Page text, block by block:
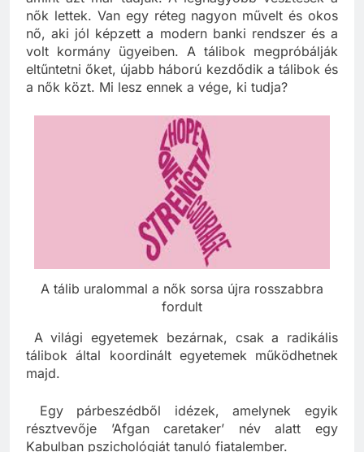
amint azt már tudjuk. A legnagyobb vesztesek a
nők lettek. Van egy réteg nagyon művelt és okos
nő, aki jól képzett a modern banki rendszer és a
volt kormány ügyeiben. A tálibok megpróbálják
eltűntetni őket, újabb háború kezdődik a tálibok és
A tálib uralommal a nők sorsa újra rosszabbra
A világi egyetemek bezárnak, csak a radikális
tálibok által koordinált egyetemek működhetnek
Egy párbeszédből idézek, amelynek egyik
résztvevője ’Afgan caretaker’ név alatt egy